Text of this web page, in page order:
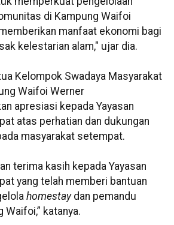
di Kampung Waifoi
manfaat ekonomi bagi
kelestarian alam," ujar dia.
Kelompok Swadaya Masyarakat
Waifoi Werner
apresiasi kepada Yayasan
atas perhatian dan dukungan
masyarakat setempat.
terima kasih kepada Yayasan
yang telah memberi bantuan
homestaydan pemandu
katanya.